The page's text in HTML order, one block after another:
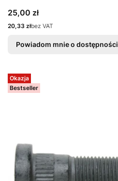
Cena
25,00 zł
Cena
20,33 złbez VAT
Powiadom mnie o dostępności
Okazja
Bestseller